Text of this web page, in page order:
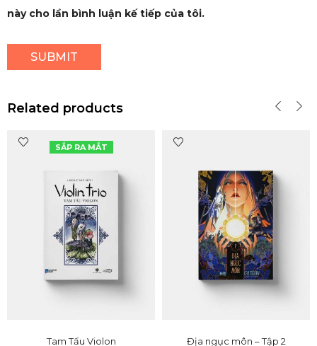
này cho lần bình luận kế tiếp của tôi.
Related products
SẮP RA MẮT
Tam Tấu Violon Địa ngục môn – Tập 2